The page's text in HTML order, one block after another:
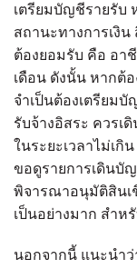
เตรียมบัญชีรายรับ
สถานะทางการเงิ
ต้องยอมรับ คือ อา
เดือน ดังนั้น หากต้
จำเป็นต้องเตรียม
รับจ้างอิสระ ควรเ
ในระยะเวลาไม่เกิ
ขอดูรายการเดินบั
พิจารณาอนุมัติสินเ
เป็นอย่างมาก สำ
นอกจากนี้ แนะนำ